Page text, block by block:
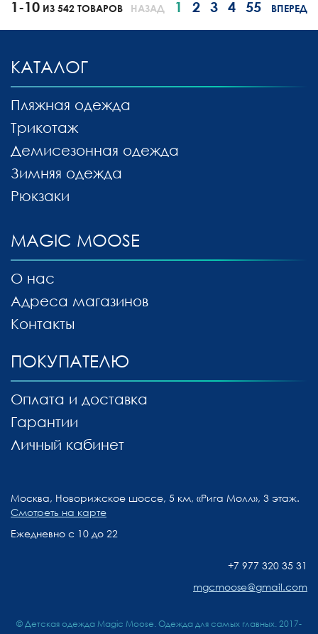
1-10 ИЗ 542 ТОВАРОВ НАЗАД 1 2 3 4 55 ВПЕРЕД
MAGIC MOOSE
О нас
Адреса магазинов
Контакты
КАТАЛОГ
Пляжная одежда
Трикотаж
Демисезонная одежда
Зимняя одежда
Рюкзаки
ПОКУПАТЕЛЮ
Оплата и доставка
Гарантии
Личный кабинет
Москва, Новорижское шоссе, 5 км, «Рига Молл», 3 этаж.
Смотреть на карте
Ежедневно с 10 до 22
+7 977 320 35 31
mgcmoose@gmail.com
© Детская одежда Magic Moose. Одежда для самых главных. 2017-